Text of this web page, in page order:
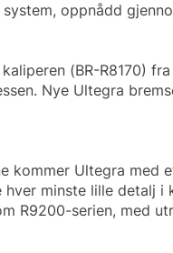
oppnådd
(BR-R8170)
Nye Ultegra
kommer Ultegra med
minste lille detalj i
R9200-serien, med